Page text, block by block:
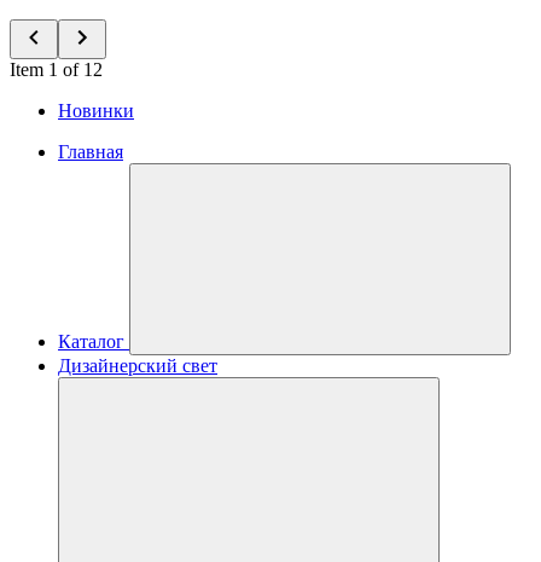
Item 1 of 12
Новинки
Главная
Каталог
Дизайнерский свет